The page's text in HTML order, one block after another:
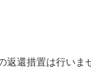
還措置は行いま